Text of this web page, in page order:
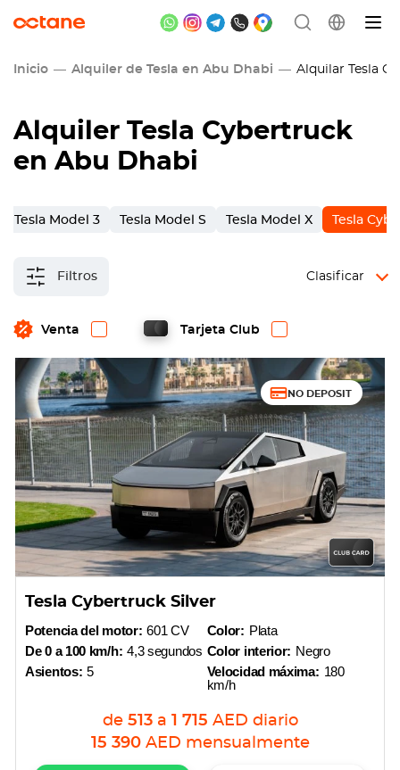
Inicio Alquiler de Tesla en Abu Dhabi Alquilar Tesla
Alquiler Tesla Cybertruck
en Abu Dhabi
Tesla Model 3 Tesla Model S Tesla Model X Tesla
Filtros
Venta Tarjeta Club
Clasificar
NO DEPOSIT
Tesla Cybertruck Silver
Potencia del motor: 601 CV
De 0 a 100 km/h: 4,3 segundos
Asientos: 5
Color: Plata
Color interior: Negro
Velocidad máxima: 180
km/h
de 513 a 1 715 AED diario
15 390 AED mensualmente